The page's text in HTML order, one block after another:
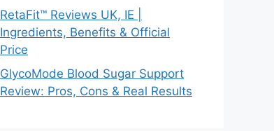
RetaFit™ Reviews UK, IE |
Ingredients, Benefits & Official
Price
GlycoMode Blood Sugar Support
Review: Pros, Cons & Real Results